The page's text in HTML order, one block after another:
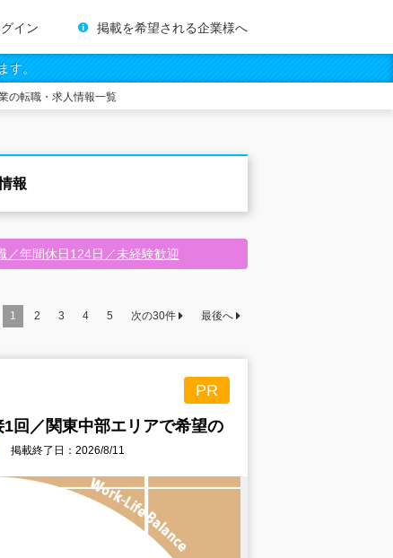
イン 掲載を希望される企業様へ
す。
の転職・求人情報一覧
報
／年間休日124日／未経験歓迎
1 2 3 4 5 次の30件 最後へ
PR
回／関東中部エリアで希望の
掲載終了日：2026/8/11